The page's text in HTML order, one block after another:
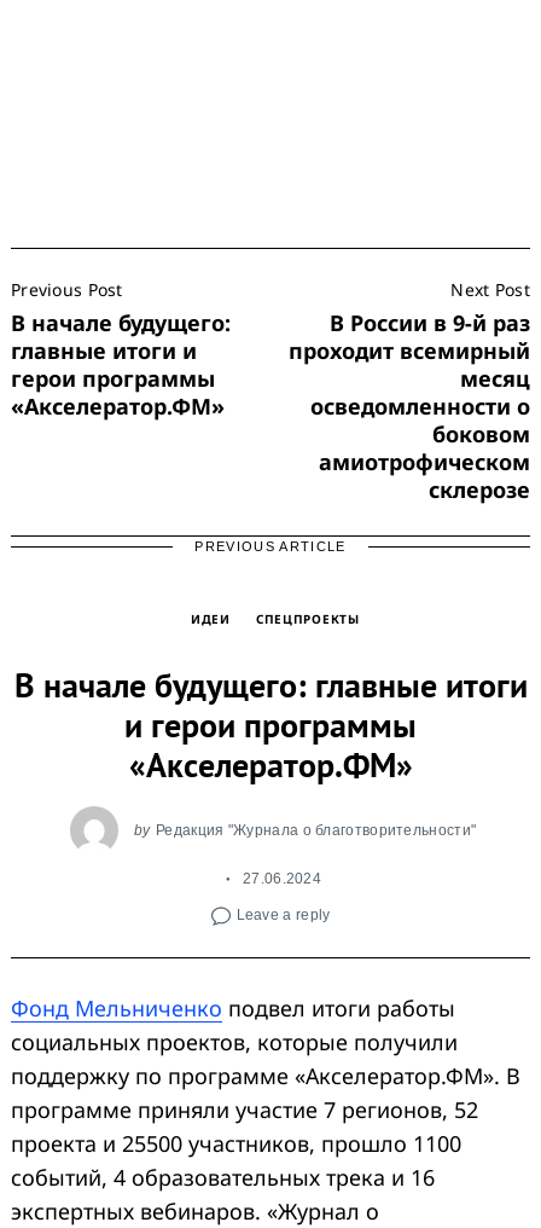
Navigation
Previous Post
В начале будущего:
главные итоги и
герои программы
«Акселератор.ФМ»
Next Post
В России в 9-й раз
проходит всемирный
месяц
осведомленности о
боковом
амиотрофическом
склерозе
PREVIOUS ARTICLE
ИДЕИ СПЕЦПРОЕКТЫ
В начале будущего: главные итоги
и герои программы
«Акселератор.ФМ»
by Редакция "Журнала о благотворительности"
27.06.2024
Leave a reply
Фонд Мельниченко подвел итоги работы
социальных проектов, которые получили
поддержку по программе «Акселератор.ФМ». В
программе приняли участие 7 регионов, 52
проекта и 25500 участников, прошло 1100
событий, 4 образовательных трека и 16
экспертных вебинаров. «Журнал о